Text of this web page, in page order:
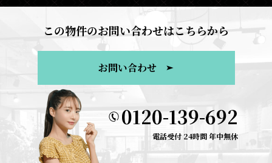
この物件のお問い合わせはこちらから
お問い合わせ
0120-139-692
電話受付 24時間 年中無休